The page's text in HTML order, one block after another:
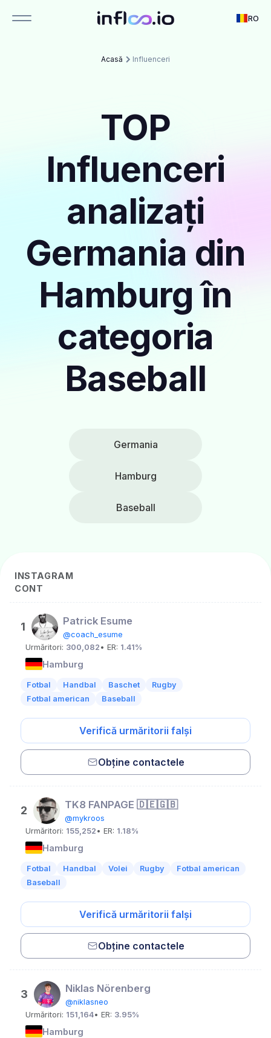
RO
Acasă Influenceri
TOP
Influenceri
analizați
Germania din
Hamburg în
categoria
Baseball
Germania
Hamburg
Baseball
INSTAGRAM
CONT
1 Patrick Esume
@coach_esume
Urmăritori: 300,082 • ER: 1.41%
Hamburg
Fotbal Handbal Baschet
Rugby
Fotbal american
Baseball
Verifică urmăritorii falși
Obține contactele
2 TK8 FANPAGE 🇩🇪🇬🇧
@mykroos
Urmăritori: 155,252 • ER: 1.18%
Hamburg
Fotbal Handbal Volei Rugby
Fotbal american
Baseball
Verifică urmăritorii falși
Obține contactele
3 Niklas Nörenberg
@niklasneo
Urmăritori: 151,164• ER: 3.95%
Hamburg